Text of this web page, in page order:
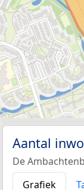
Aantal
De
Grafiek